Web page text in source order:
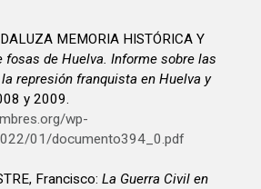
MEMORIA HISTÓRICA Y
fosas de Huelva. Informe sobre las
represión franquista en Huelva y
y 2009.
wp-
01/documento394_0.pdf
Francisco:La Guerra Civil en